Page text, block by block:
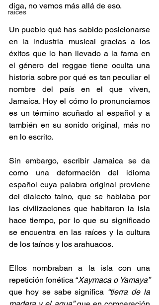
raices
diga, no vemos más allá de eso.
Un pueblo qué has sabido posicionarse
en la industria musical gracias a los
éxitos que lo han llevado a la fama en
el género del reggae tiene oculta una
historia sobre por qué es tan peculiar el
nombre del país en el que viven,
Jamaica. Hoy el cómo lo pronunciamos
es un término acuñado al español y a
también en su sonido original, más no
en lo escrito.
Sin embargo, escribir Jamaica se da
como una deformación del idioma
español cuya palabra original proviene
del dialecto taíno, que se hablaba por
las civilizaciones que habitaron la isla
hace tiempo, por lo que su significado
se encuentra en las raíces y la cultura
de los taínos y los arahuacos.
Ellos nombraban a la isla con una
repetición fonética “Xaymaca o Yamaya”
que hoy se sabe significa “tierra de la